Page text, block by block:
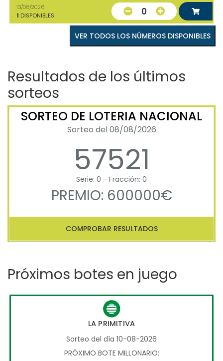
13/08/2026
1 DISPONIBLES 0
VER TODOS LOS NÚMEROS DISPONIBLES
Resultados de los últimos
sorteos
SORTEO DE LOTERIA NACIONAL
Sorteo del 08/08/2026
57521
Serie: 0 - Fracción: 0
PREMIO: 600000€
COMPROBAR RESULTADOS
Próximos botes en juego
LA PRIMITIVA
Sorteo del día 10-08-2026
PRÓXIMO BOTE MILLONARIO: